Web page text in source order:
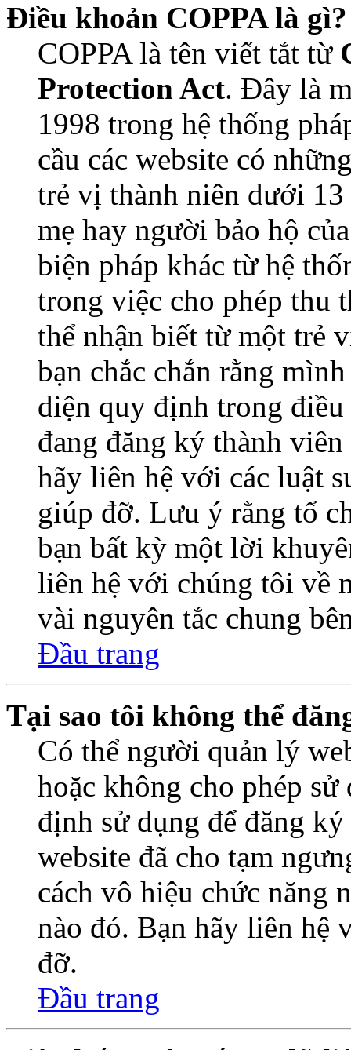
Điều khoản COPPA là gì?
COPPA là tên viết tắt từ
Protection Act. Đây là
1998 trong hệ thống
cầu các website có
trẻ vị thành niên dưới
mẹ hay người bảo hộ
biện pháp khác từ hệ
trong việc cho phép thu
thể nhận biết từ một trẻ
bạn chắc chắn rằng
diện quy định trong điều
đang đăng ký thành
hãy liên hệ với các luật
giúp đỡ. Lưu ý rằng tổ
bạn bất kỳ một lời
liên hệ với chúng tôi về
vài nguyên tắc chung
Đầu trang
Tại sao tôi không thể
Có thể người quản lý
hoặc không cho phép
định sử dụng để đăng
website đã cho tạm
cách vô hiệu chức năng
nào đó. Bạn hãy liên hệ
đỡ.
Đầu trang